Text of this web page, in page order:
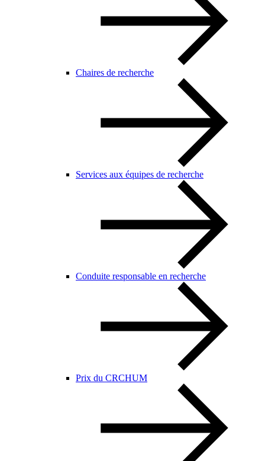
Chaires de recherche
Services aux équipes de recherche
Conduite responsable en recherche
Prix du CRCHUM